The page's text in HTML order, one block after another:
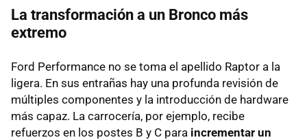
La transformación a un Bronco más
extremo
Ford Performance no se toma el apellido Raptor a la
ligera. En sus entrañas hay una profunda revisión de
múltiples componentes y la introducción de hardware
más capaz. La carrocería, por ejemplo, recibe
refuerzos en los postes B y C para incrementar un